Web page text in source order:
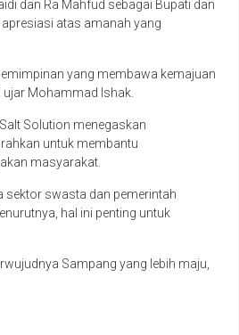
dan Ra Mahfud sebagai Bupati dan
atas amanah yang
yang membawa kemajuan
ujar Mohammad Ishak.
Solution menegaskan
untuk membantu
masyarakat.
swasta dan pemerintah
hal ini penting untuk
Sampang yang lebih maju,